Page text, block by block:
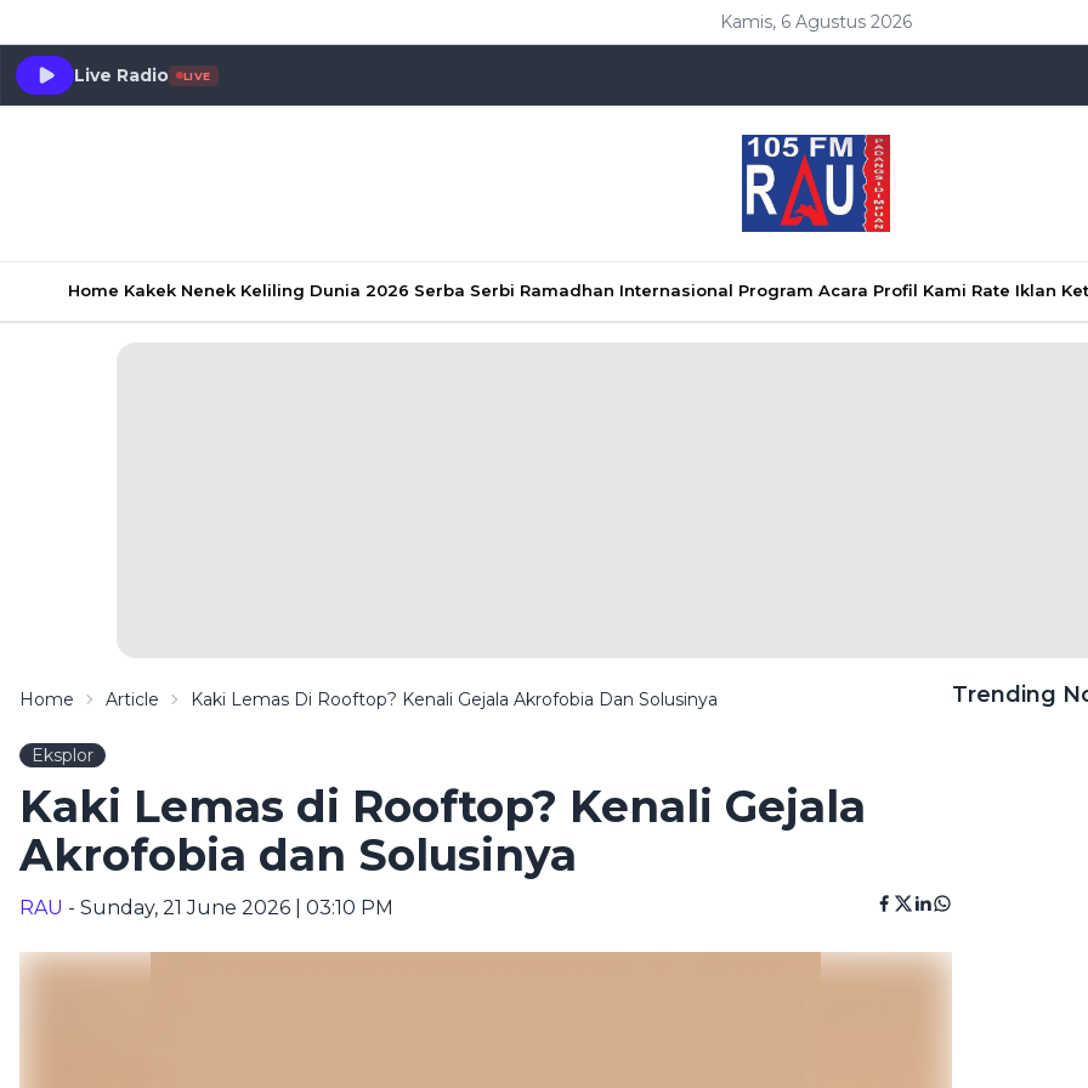
Kamis, 6 Agustus 2026
Live Radio LIVE
Home Kakek Nenek Keliling Dunia 2026 Serba Serbi Ramadhan Internasional Program Acara Profil Kami Rate Iklan
Home Article Kaki Lemas Di Rooftop? Kenali Gejala Akrofobia Dan Solusinya
Eksplor
Kaki Lemas di Rooftop? Kenali Gejala
Akrofobia dan Solusinya
RAU - Sunday, 21 June 2026 | 03:10 PM
Trending